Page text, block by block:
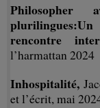
Philosopher
rencontre
l’harmattan 2024
Inhospitalité,
et l’écrit, mai